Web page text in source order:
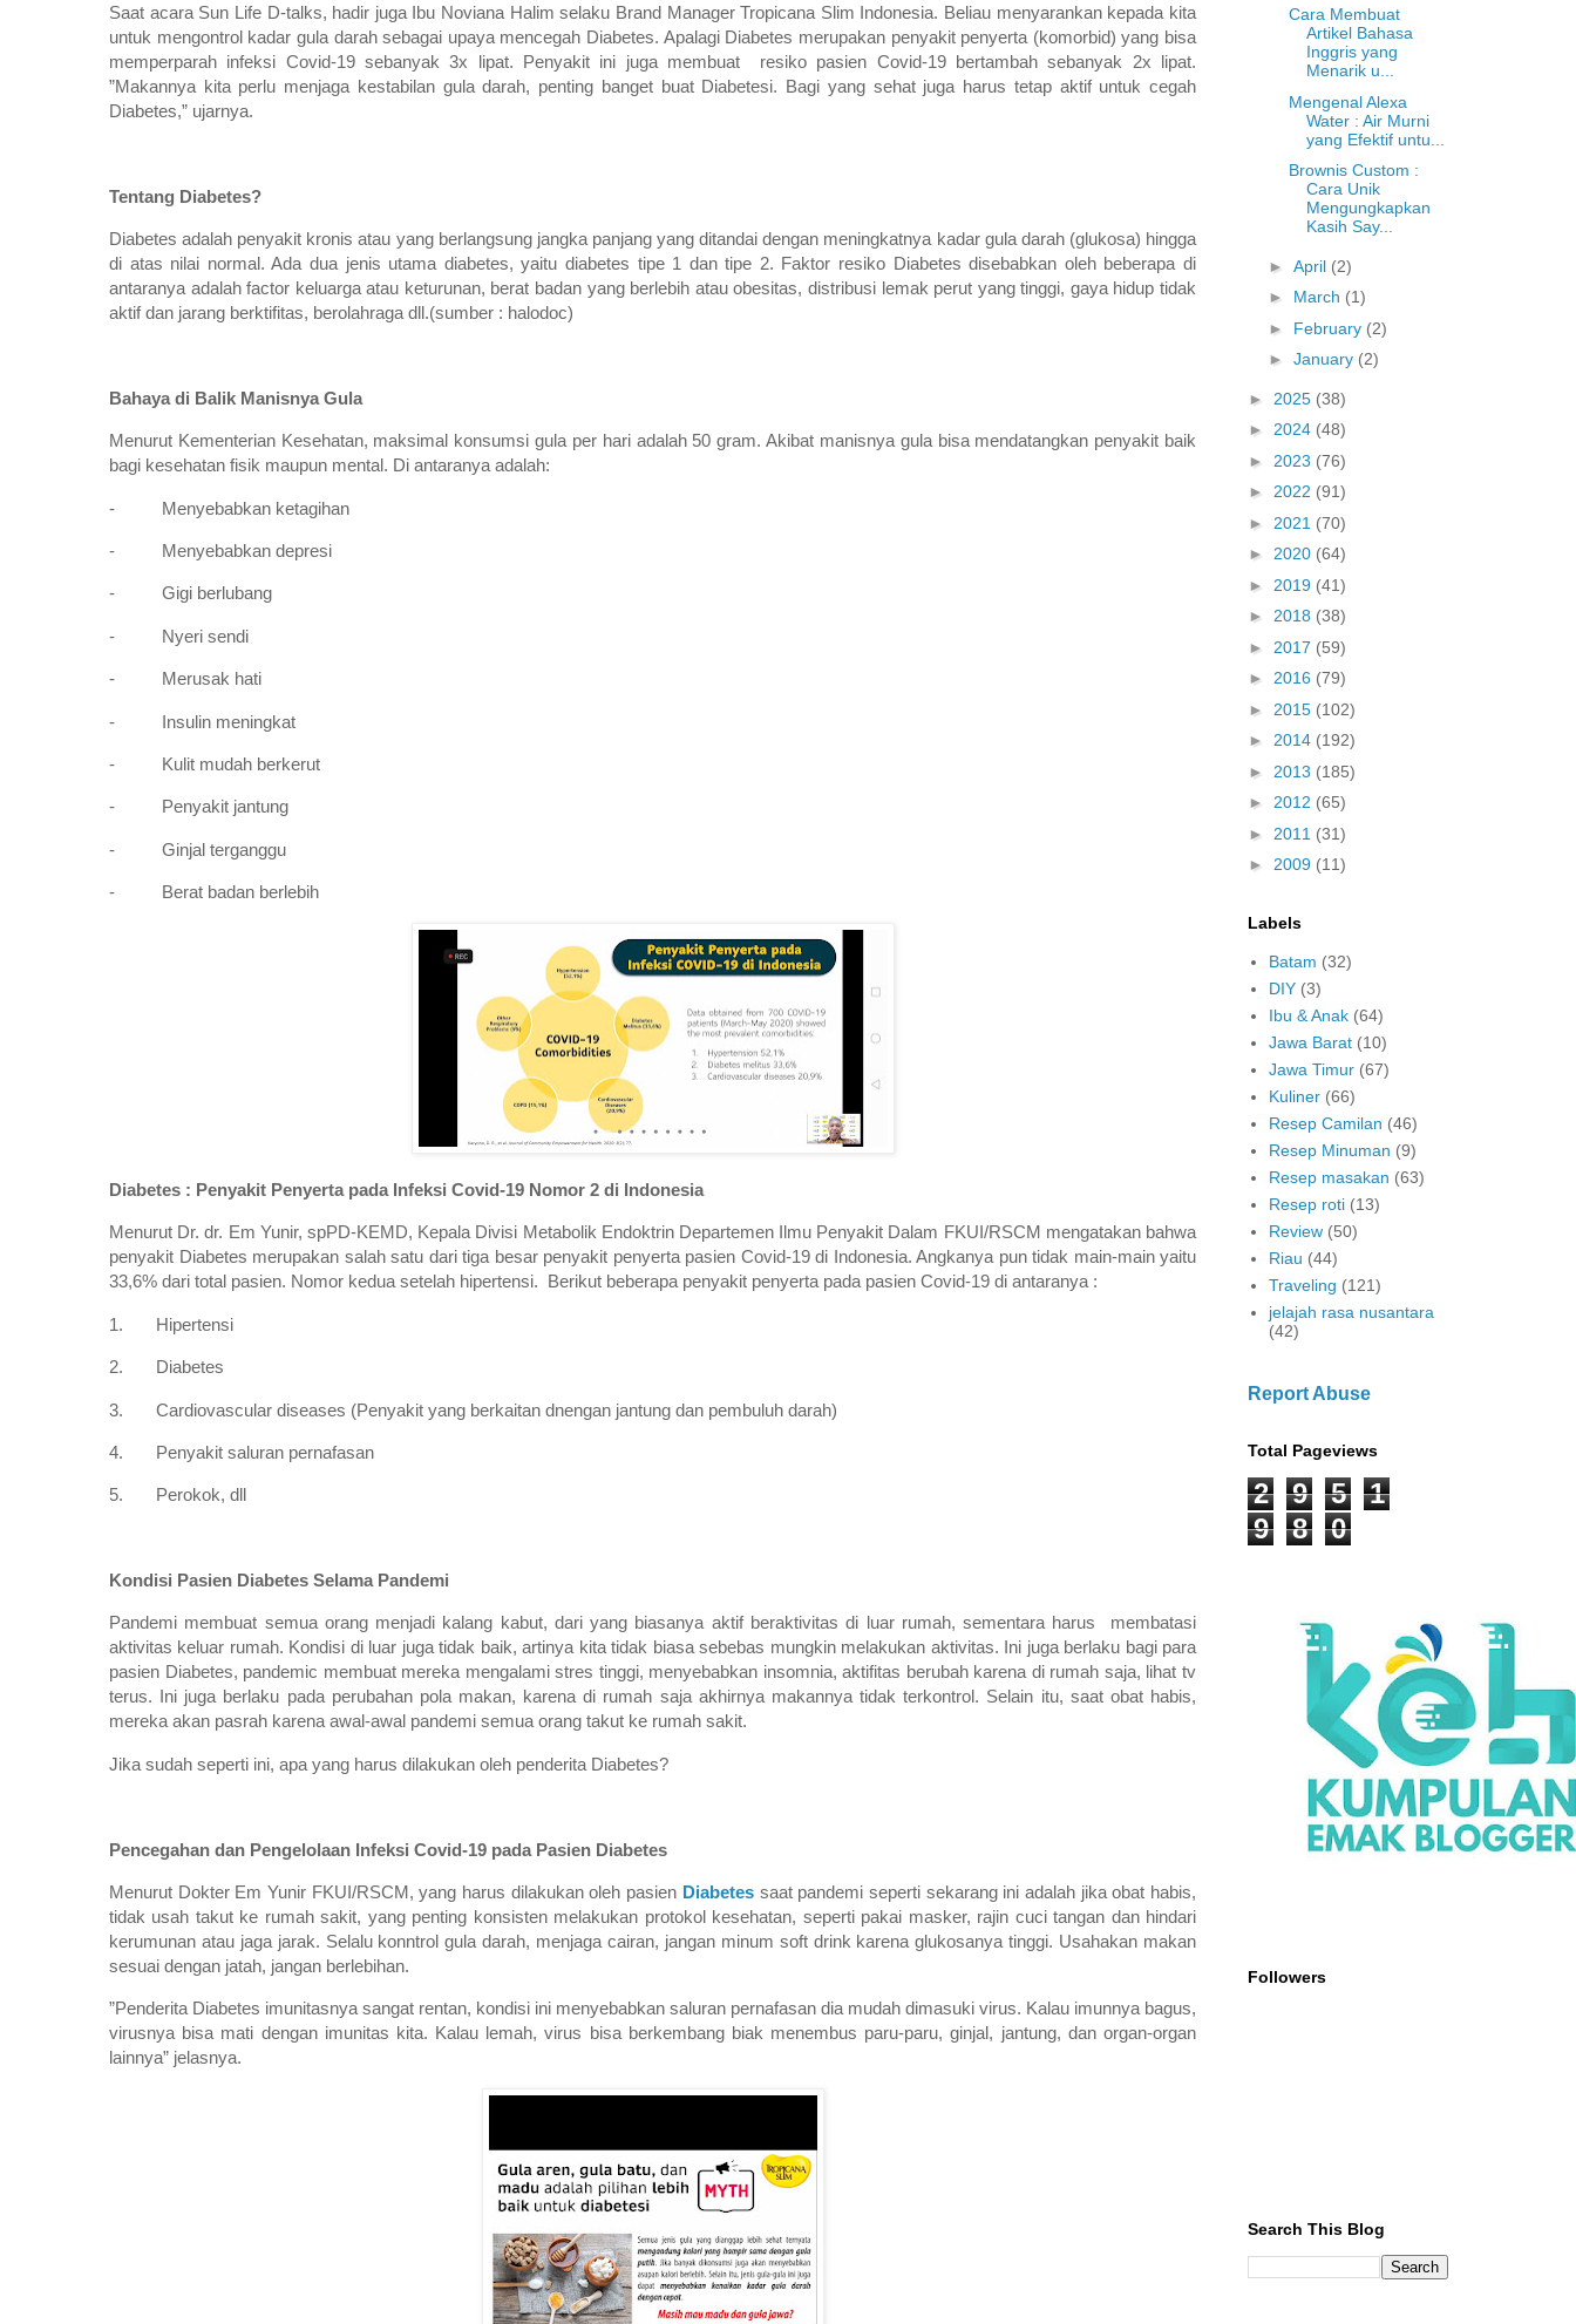
Saat acara Sun Life D-talks, hadir juga Ibu Noviana Halim selaku Brand Manager Tropicana Slim Indonesia. Beliau menyarankan kepada kita
untuk mengontrol kadar gula darah sebagai upaya mencegah Diabetes. Apalagi Diabetes merupakan penyakit penyerta (komorbid) yang bisa
memperparah infeksi Covid-19 sebanyak 3x lipat. Penyakit ini juga membuat resiko pasien Covid-19 bertambah sebanyak 2x lipat.
”Makannya kita perlu menjaga kestabilan gula darah, penting banget buat Diabetesi. Bagi yang sehat juga harus tetap aktif untuk cegah
Diabetes,” ujarnya.
Tentang Diabetes?
Diabetes adalah penyakit kronis atau yang berlangsung jangka panjang yang ditandai dengan meningkatnya kadar gula darah (glukosa) hingga
di atas nilai normal. Ada dua jenis utama diabetes, yaitu diabetes tipe 1 dan tipe 2. Faktor resiko Diabetes disebabkan oleh beberapa di
antaranya adalah factor keluarga atau keturunan, berat badan yang berlebih atau obesitas, distribusi lemak perut yang tinggi, gaya hidup tidak
aktif dan jarang berktifitas, berolahraga dll.(sumber : halodoc)
Bahaya di Balik Manisnya Gula
Menurut Kementerian Kesehatan, maksimal konsumsi gula per hari adalah 50 gram. Akibat manisnya gula bisa mendatangkan penyakit baik
bagi kesehatan fisik maupun mental. Di antaranya adalah:
- Menyebabkan ketagihan
- Menyebabkan depresi
- Gigi berlubang
- Nyeri sendi
- Merusak hati
- Insulin meningkat
- Kulit mudah berkerut
- Penyakit jantung
- Ginjal terganggu
- Berat badan berlebih
Diabetes : Penyakit Penyerta pada Infeksi Covid-19 Nomor 2 di Indonesia
Menurut Dr. dr. Em Yunir, spPD-KEMD, Kepala Divisi Metabolik Endoktrin Departemen Ilmu Penyakit Dalam FKUI/RSCM mengatakan bahwa
penyakit Diabetes merupakan salah satu dari tiga besar penyakit penyerta pasien Covid-19 di Indonesia. Angkanya pun tidak main-main yaitu
33,6% dari total pasien. Nomor kedua setelah hipertensi. Berikut beberapa penyakit penyerta pada pasien Covid-19 di antaranya :
1. Hipertensi
2. Diabetes
3. Cardiovascular diseases (Penyakit yang berkaitan dnengan jantung dan pembuluh darah)
4. Penyakit saluran pernafasan
5. Perokok, dll
Kondisi Pasien Diabetes Selama Pandemi
Pandemi membuat semua orang menjadi kalang kabut, dari yang biasanya aktif beraktivitas di luar rumah, sementara harus membatasi
aktivitas keluar rumah. Kondisi di luar juga tidak baik, artinya kita tidak biasa sebebas mungkin melakukan aktivitas. Ini juga berlaku bagi para
pasien Diabetes, pandemic membuat mereka mengalami stres tinggi, menyebabkan insomnia, aktifitas berubah karena di rumah saja, lihat tv
terus. Ini juga berlaku pada perubahan pola makan, karena di rumah saja akhirnya makannya tidak terkontrol. Selain itu, saat obat habis,
mereka akan pasrah karena awal-awal pandemi semua orang takut ke rumah sakit.
Jika sudah seperti ini, apa yang harus dilakukan oleh penderita Diabetes?
Pencegahan dan Pengelolaan Infeksi Covid-19 pada Pasien Diabetes
Menurut Dokter Em Yunir FKUI/RSCM, yang harus dilakukan oleh pasien Diabetessaat pandemi seperti sekarang ini adalah jika obat habis,
tidak usah takut ke rumah sakit, yang penting konsisten melakukan protokol kesehatan, seperti pakai masker, rajin cuci tangan dan hindari
kerumunan atau jaga jarak. Selalu konntrol gula darah, menjaga cairan, jangan minum soft drink karena glukosanya tinggi. Usahakan makan
sesuai dengan jatah, jangan berlebihan.
”Penderita Diabetes imunitasnya sangat rentan, kondisi ini menyebabkan saluran pernafasan dia mudah dimasuki virus. Kalau imunnya bagus,
virusnya bisa mati dengan imunitas kita. Kalau lemah, virus bisa berkembang biak menembus paru-paru, ginjal, jantung, dan organ-organ
lainnya” jelasnya.
Cara Membuat
Artikel Bahasa
Inggris yang
Menarik u...
Mengenal Alexa
Water : Air Murni
yang Efektif untu...
Brownis Custom :
Cara Unik
Mengungkapkan
Kasih Say...
► April (2)
► March (1)
► February (2)
► January (2)
► 2025 (38)
► 2024 (48)
► 2023 (76)
► 2022 (91)
► 2021 (70)
► 2020 (64)
► 2019 (41)
► 2018 (38)
► 2017 (59)
► 2016 (79)
► 2015 (102)
► 2014 (192)
► 2013 (185)
► 2012 (65)
► 2011 (31)
► 2009 (11)
Labels
Batam (32)
DIY (3)
Ibu & Anak (64)
Jawa Barat (10)
Jawa Timur (67)
Kuliner (66)
Resep Camilan (46)
Resep Minuman (9)
Resep masakan (63)
Resep roti (13)
Review (50)
Riau (44)
Traveling (121)
jelajah rasa nusantara
(42)
Report Abuse
Total Pageviews
2 9 5
1
9
8 0
Followers
Search This Blog